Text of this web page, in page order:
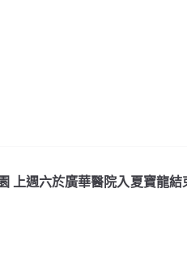
上週六於廣華醫院入夏寶龍結